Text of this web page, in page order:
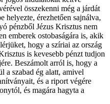
összekenni még a járdát
helyezte, érezhetően sajnálva,
pénzből Jézus Krisztus nem
emberek ostobaságára is, akik
hogy a szíriai az ország
is kevesebb pénzt tudjon
Beszámolt arról is, hogy a
a szabad ég alatt, amivel
és a riport végére
és magára hagyta a